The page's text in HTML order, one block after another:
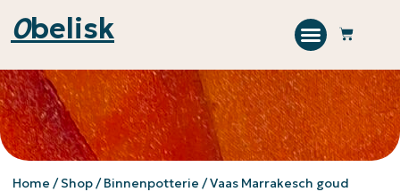
0belisk
Home /Shop/Binnenpotterie / Vaas Marrakesch goud